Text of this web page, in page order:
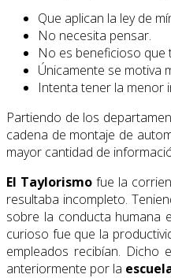
Que aplican la ley de
No necesita pensar.
No es beneficioso que
Únicamente se motiva
Intenta tener la menor
Partiendo de los
cadena de montaje de
mayor cantidad de
El Taylorismofue la
resultaba incompleto.
sobre la conducta humana
curioso fue que la
empleados recibían.
anteriormente por la